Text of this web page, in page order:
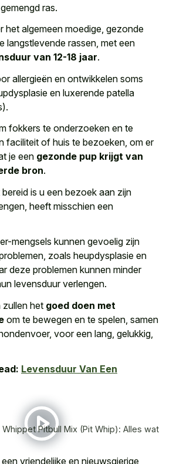
ras.
het algemeen moedige, gezonde
langstlevende rassen, met een
van 12-18 jaar.
allergieën en ontwikkelen soms
en luxerende patella
fokkers te onderzoeken en te
faciliteit of huis te bezoeken, om er
je een gezonde pup krijgt van
bron.
is u een bezoek aan zijn
heeft misschien een
mengsels kunnen gevoelig zijn
zoals heupdysplasie en
deze problemen kunnen minder
levensduur verlengen.
zullen het goed doen met
om te bewegen en te spelen, samen
voor een lang, gelukkig,
Levensduur Van Een
Whippet Pitbull Mix (Pit Whip): Alles wat
vriendelijke en nieuwsgierige